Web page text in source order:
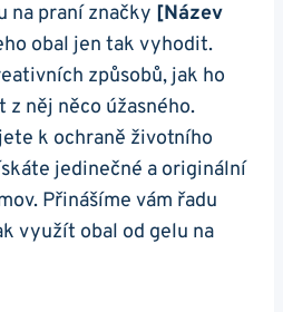
na​ praní značky [Název
obal jen tak vyhodit.
způsobů, jak ho
něj něco úžasného.
k ochraně životního
jedinečné a ​originální
Přinášíme vám řadu
využít obal od gelu na